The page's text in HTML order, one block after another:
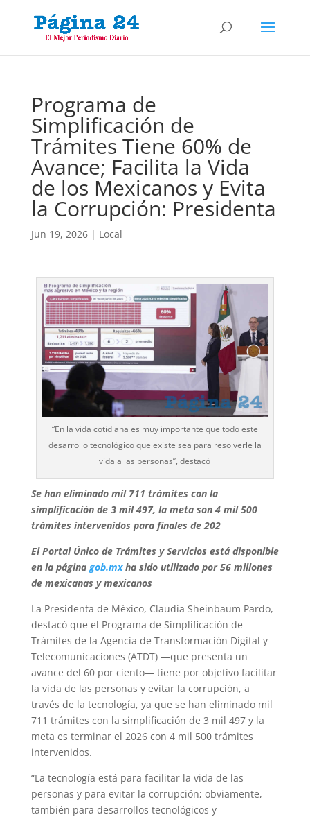
Programa de
Simplificación de
Trámites Tiene 60% de
Avance; Facilita la Vida
de los Mexicanos y Evita
la Corrupción: Presidenta
Jun 19, 2026| Local
“En la vida cotidiana es muy importante que todo este
desarrollo tecnológico que existe sea para resolverle la
vida a las personas”, destacó
Se han eliminado mil 711 trámites con la
simplificación de 3 mil 497, la meta son 4 mil 500
trámites intervenidos para finales de 202
El Portal Único de Trámites y Servicios está disponible
en la página gob.mxha sido utilizado por 56 millones
de mexicanas y mexicanos
La Presidenta de México, Claudia Sheinbaum Pardo,
destacó que el Programa de Simplificación de
Trámites de la Agencia de Transformación Digital y
Telecomunicaciones (ATDT) —que presenta un
avance del 60 por ciento— tiene por objetivo facilitar
la vida de las personas y evitar la corrupción, a
través de la tecnología, ya que se han eliminado mil
711 trámites con la simplificación de 3 mil 497 y la
meta es terminar el 2026 con 4 mil 500 trámites
intervenidos.
“La tecnología está para facilitar la vida de las
personas y para evitar la corrupción; obviamente,
también para desarrollos tecnológicos y